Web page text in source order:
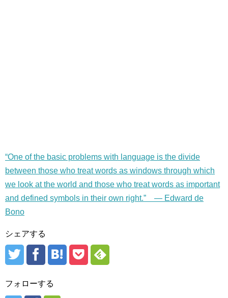
“One of the basic problems with language is the divide
between those who treat words as windows through which
we look at the world and those who treat words as important
and defined symbols in their own right.” — Edward de
Bono
シェアする
フォローする